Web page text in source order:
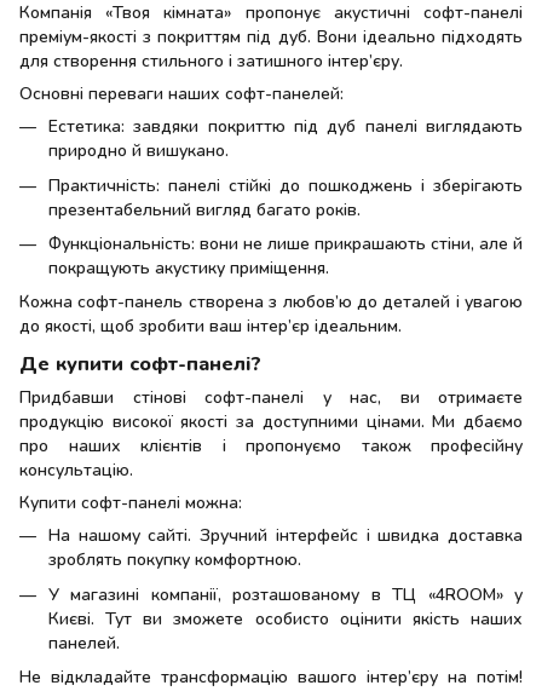
Компанія «Твоя кімната» пропонує акустичні софт-панелі
преміум-якості з покриттям під дуб. Вони ідеально підходять
для створення стильного і затишного інтер’єру.
Основні переваги наших софт-панелей:
Естетика: завдяки покриттю під дуб панелі виглядають
природно й вишукано.
Практичність: панелі стійкі до пошкоджень і зберігають
презентабельний вигляд багато років.
Функціональність: вони не лише прикрашають стіни, але й
покращують акустику приміщення.
Кожна софт-панель створена з любов’ю до деталей і увагою
до якості, щоб зробити ваш інтер’єр ідеальним.
Де купити софт-панелі?
Придбавши стінові софт-панелі у нас, ви отримаєте
продукцію високої якості за доступними цінами. Ми дбаємо
про наших клієнтів і пропонуємо також професійну
консультацію.
Купити софт-панелі можна:
На нашому сайті. Зручний інтерфейс і швидка доставка
зроблять покупку комфортною.
У магазині компанії, розташованому в ТЦ «4ROOM» у
Києві. Тут ви зможете особисто оцінити якість наших
панелей.
Не відкладайте трансформацію вашого інтер’єру на потім!